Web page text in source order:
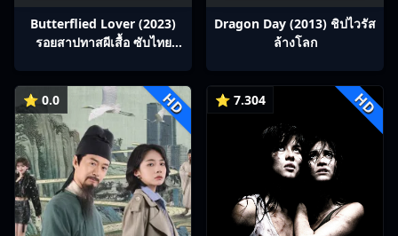
Butterflied Lover (2023)
รอยสาปทาสผีเสื้อ ซับไทย
Dragon Day (2013) ชิปไวรัส
ล้างโลก
⭐ 0.0 HD ⭐ 7.304 HD